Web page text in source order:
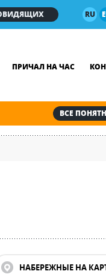
RU
ПРИЧАЛ НА ЧАС
ВСЕ
НАБЕРЕЖНЫЕ НА